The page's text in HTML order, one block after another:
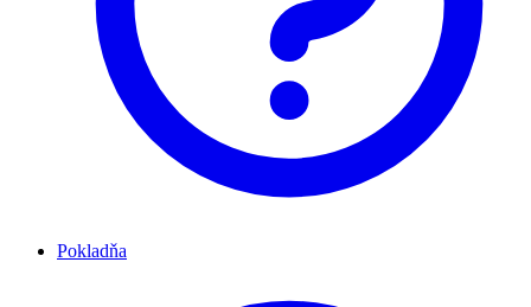
Pokladňa